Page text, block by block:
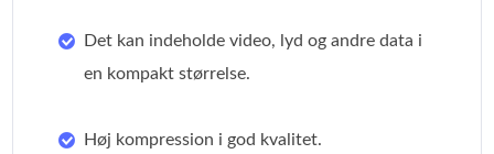
Det kan indeholde video, lyd og andre data i
en kompakt størrelse.
Høj kompression i god kvalitet.